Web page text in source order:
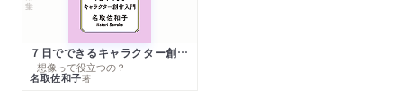
７日でできるキャラクター創作入門
─想像って役立つの？
名取佐和子著